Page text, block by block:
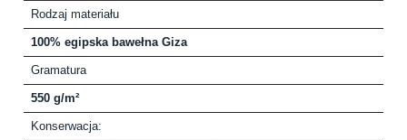
Rodzaj materiału
100% egipska bawełna Giza
Gramatura
550 g/m²
Konserwacja: